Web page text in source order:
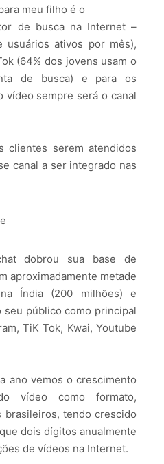
meu filho é o
de busca na Internet –
usuários ativos por mês),
(64% dos jovens usam o
de busca) e para os
vídeo sempre será o canal
clientes serem atendidos
canal a ser integrado nas
dobrou sua base de
aproximadamente metade
Índia (200 milhões) e
público como principal
TiK Tok, Kwai, Youtube
ano vemos o crescimento
vídeo como formato,
brasileiros, tendo crescido
dois dígitos anualmente
de vídeos na Internet.